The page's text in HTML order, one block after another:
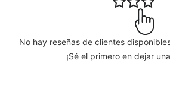
No hay reseñas de clientes
¡Sé el primero en dejar